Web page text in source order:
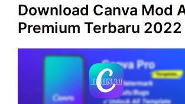
Download Canva Mod
Premium Terbaru 2022